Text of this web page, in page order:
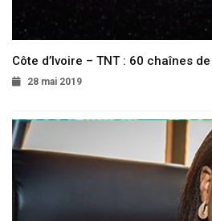
Côte d’Ivoire – TNT : 60 chaînes
28 mai 2019